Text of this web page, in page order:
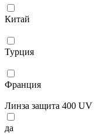
Китай
Турция
Франция
Линза защита 400 UV
да